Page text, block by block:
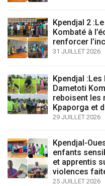
Kpendjal 2
Kombaté à
renforcer
31 JUILLET 2026
Kpendjal
Dametoti
reboisent les
Kpaporga et
29 JUILLET 2026
Kpendjal-
enfants
et apprentis
violences
25 JUILLET 2026